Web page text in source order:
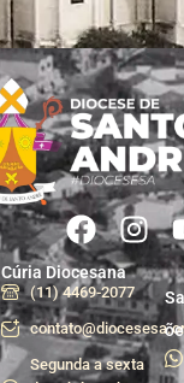
Cúria Diocesana
(11) 4469-2077
Segunda a sexta